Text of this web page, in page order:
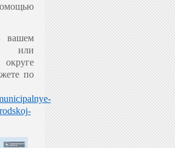
вашем
или
по